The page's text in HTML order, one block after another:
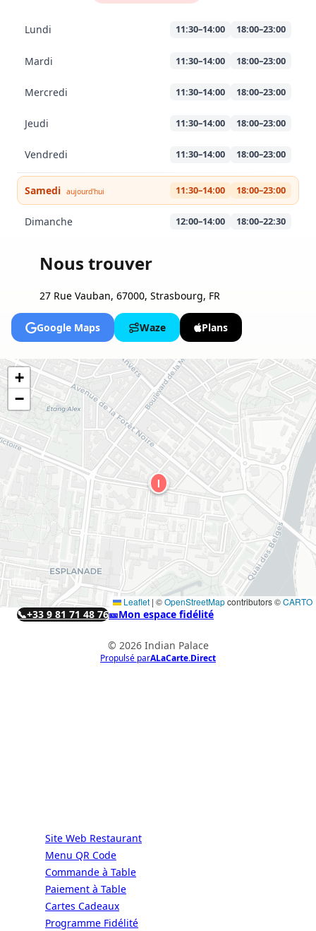
Lundi 11:30–14:00 18:00–23:00
Mardi 11:30–14:00 18:00–23:00
Mercredi 11:30–14:00 18:00–23:00
Jeudi 11:30–14:00 18:00–23:00
Vendredi 11:30–14:00 18:00–23:00
Samedi aujourd'hui 11:30–14:00 18:00–23:00
Dimanche 12:00–14:00 18:00–22:30
Nous trouver
27 Rue Vauban, 67000, Strasbourg, FR
Google Maps Waze Plans
I
+
−
Leaflet | ©OpenStreetMapcontributors ©CARTO
📞+33 9 81 71 48 76🎫Mon espace fidélité
© 2026 Indian Palace
Propulsé parALaCarte.Direct
Site Web Restaurant
Menu QR Code
Commande à Table
Paiement à Table
Cartes Cadeaux
Programme Fidélité